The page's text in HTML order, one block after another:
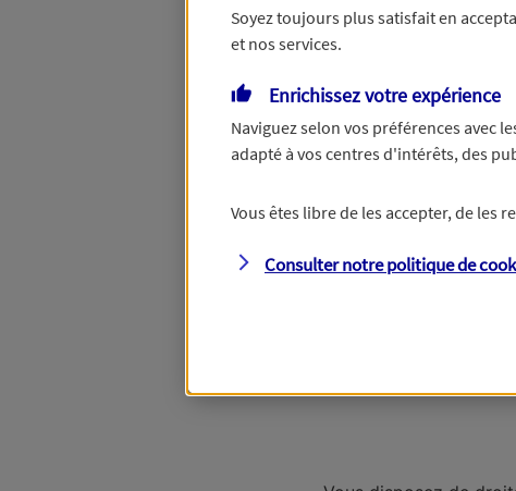
Un autre bien :
Soyez toujours plus satisfait en
et nos services.
Enrichissez votre expérience
Naviguez selon vos préférences avec
adapté à vos centres d'intérêts, des
Vous êtes libre de les accepter, de les
Consulter notre politique de